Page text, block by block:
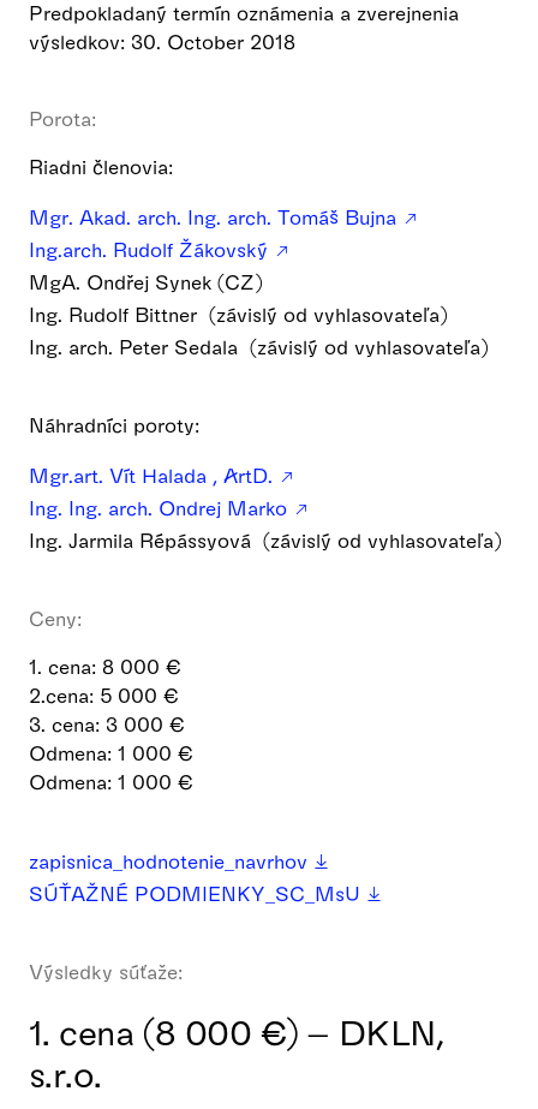
Predpokladaný termín oznámenia a zverejnenia
výsledkov: 30. October 2018
Porota:
Riadni členovia:
Mgr. Akad. arch. Ing. arch. Tomáš Bujna
Ing.arch. Rudolf Žákovský
MgA. Ondřej Synek (CZ)
Ing. Rudolf Bittner (závislý od vyhlasovateľa)
Ing. arch. Peter Sedala (závislý od vyhlasovateľa)
Náhradníci poroty:
Mgr.art. Vít Halada , ArtD.
Ing. Ing. arch. Ondrej Marko
Ing. Jarmila Répássyová (závislý od vyhlasovateľa)
Ceny:
1. cena: 8 000 €
2.cena: 5 000 €
3. cena: 3 000 €
Odmena: 1 000 €
Odmena: 1 000 €
zapisnica_hodnotenie_navrhov
SÚŤAŽNÉ PODMIENKY_SC_MsU
Výsledky súťaže:
1. cena (8 000 €) – DKLN,
s.r.o.